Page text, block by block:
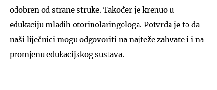
odobren od strane struke. Također je krenuo u
edukaciju mladih otorinolaringologa. Potvrda je to da
naši liječnici mogu odgovoriti na najteže zahvate i i na
promjenu edukacijskog sustava.